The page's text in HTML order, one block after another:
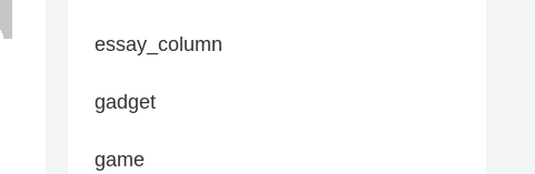
essay_column
gadget
game